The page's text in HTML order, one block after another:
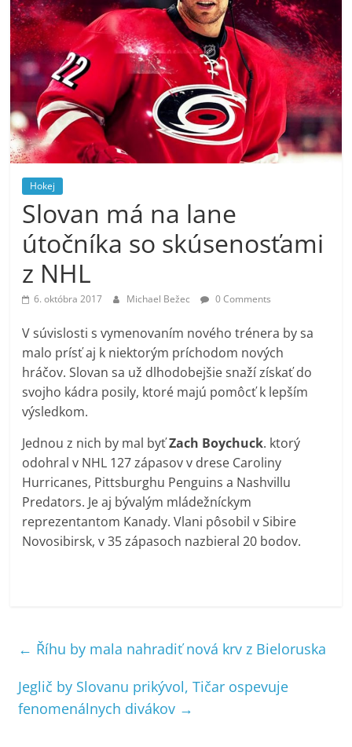
Hokej
Slovan má na lane
útočníka so skúsenosťami
z NHL
6. októbra 2017 Michael Bežec 0 Comments
V súvislosti s vymenovaním nového trénera by sa
malo prísť aj k niektorým príchodom nových
hráčov. Slovan sa už dlhodobejšie snaží získať do
svojho kádra posily, ktoré majú pomôcť k lepším
výsledkom.
Jednou z nich by mal byťZach Boychuck. ktorý
odohral v NHL 127 zápasov v drese Caroliny
Hurricanes, Pittsburghu Penguins a Nashvillu
Predators. Je aj bývalým mládežníckym
reprezentantom Kanady. Vlani pôsobil v Sibire
Novosibirsk, v 35 zápasoch nazbieral 20 bodov.
← Říhu by mala nahradiť nová krv z Bieloruska
Jeglič by Slovanu prikývol, Tičar ospevuje
fenomenálnych divákov →